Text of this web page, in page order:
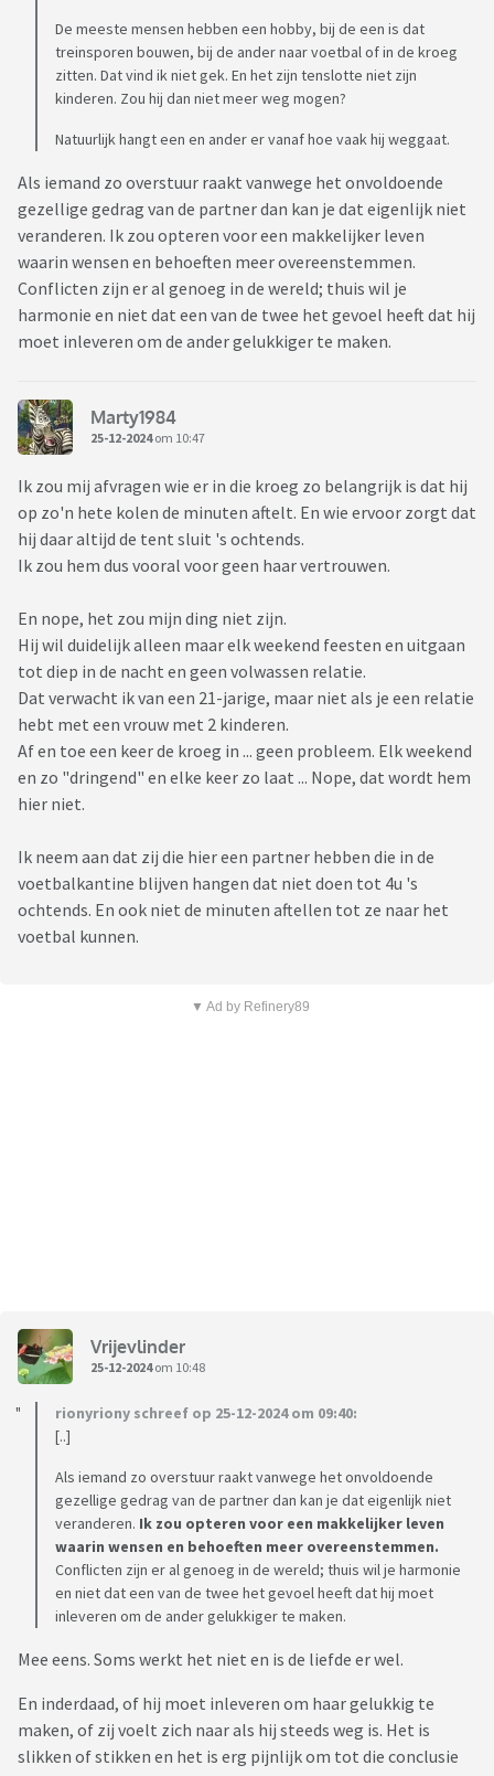
De meeste mensen hebben een hobby, bij de een is dat
treinsporen bouwen, bij de ander naar voetbal of in de kroeg
zitten. Dat vind ik niet gek. En het zijn tenslotte niet zijn
kinderen. Zou hij dan niet meer weg mogen?
Natuurlijk hangt een en ander er vanaf hoe vaak hij weggaat.
Als iemand zo overstuur raakt vanwege het onvoldoende
gezellige gedrag van de partner dan kan je dat eigenlijk niet
veranderen. Ik zou opteren voor een makkelijker leven
waarin wensen en behoeften meer overeenstemmen.
Conflicten zijn er al genoeg in de wereld; thuis wil je
harmonie en niet dat een van de twee het gevoel heeft dat hij
moet inleveren om de ander gelukkiger te maken.
Marty1984
25-12-2024om 10:47
Ik zou mij afvragen wie er in die kroeg zo belangrijk is dat hij
op zo'n hete kolen de minuten aftelt. En wie ervoor zorgt dat
hij daar altijd de tent sluit 's ochtends.
Ik zou hem dus vooral voor geen haar vertrouwen.
En nope, het zou mijn ding niet zijn.
Hij wil duidelijk alleen maar elk weekend feesten en uitgaan
tot diep in de nacht en geen volwassen relatie.
Dat verwacht ik van een 21-jarige, maar niet als je een relatie
hebt met een vrouw met 2 kinderen.
Af en toe een keer de kroeg in ... geen probleem. Elk weekend
en zo "dringend" en elke keer zo laat ... Nope, dat wordt hem
hier niet.
Ik neem aan dat zij die hier een partner hebben die in de
voetbalkantine blijven hangen dat niet doen tot 4u 's
ochtends. En ook niet de minuten aftellen tot ze naar het
voetbal kunnen.
▼ Ad by Refinery89
Vrijevlinder
25-12-2024om 10:48
rionyriony schreef op 25-12-2024 om 09:40:
[..]
Als iemand zo overstuur raakt vanwege het onvoldoende
gezellige gedrag van de partner dan kan je dat eigenlijk niet
veranderen. Ik zou opteren voor een makkelijker leven
waarin wensen en behoeften meer overeenstemmen.
Conflicten zijn er al genoeg in de wereld; thuis wil je harmonie
en niet dat een van de twee het gevoel heeft dat hij moet
inleveren om de ander gelukkiger te maken.
Mee eens. Soms werkt het niet en is de liefde er wel.
En inderdaad, of hij moet inleveren om haar gelukkig te
maken, of zij voelt zich naar als hij steeds weg is. Het is
slikken of stikken en het is erg pijnlijk om tot die conclusie